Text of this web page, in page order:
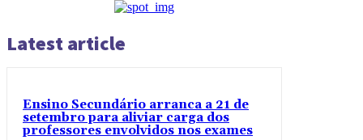
Latest article
Ensino Secundário arranca a 21 de
setembro para aliviar carga dos
professores envolvidos nos exames